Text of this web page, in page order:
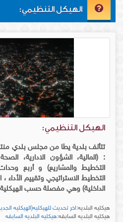
الهيكل التنظيمي:
الهيكل التنظيمي:
: (المالية، الشؤون الادارية،
التخطيط والمشاريع) و أربع
التخطيط الاستراتيجي وتقييم الأداء ،
الداخلية) وهي مفصلة حسب الهيكلية
هيكليه البلديه:اخر تحديث للهيكليه(الهيكليه
هيكليه البلديه السابقه:هيكليه البلديه السابقه